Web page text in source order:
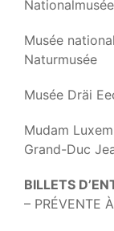
Musée
Naturmusée
Musée Dräi
Mudam
Grand-Duc
BILLETS
– PRÉVENTE